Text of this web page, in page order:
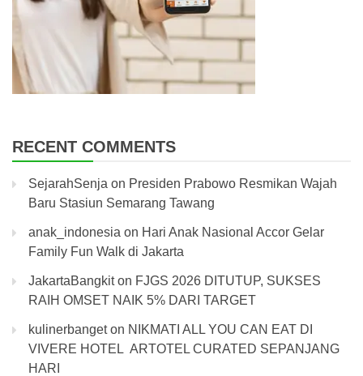
RECENT COMMENTS
SejarahSenja on Presiden Prabowo Resmikan Wajah
Baru Stasiun Semarang Tawang
anak_indonesia on Hari Anak Nasional Accor Gelar
Family Fun Walk di Jakarta
JakartaBangkiton FJGS 2026 DITUTUP, SUKSES
RAIH OMSET NAIK 5% DARI TARGET
kulinerbangeton NIKMATI ALL YOU CAN EAT DI
VIVERE HOTEL ARTOTEL CURATED SEPANJANG
HARI